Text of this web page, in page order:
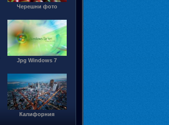
Черешни фото
Jpg Windows 7
Калифорния